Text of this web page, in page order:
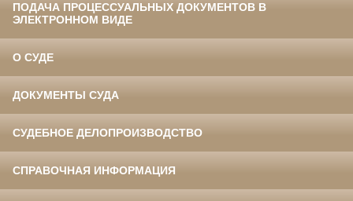
ПОДАЧА ПРОЦЕССУАЛЬНЫХ ДОКУМЕНТОВ В
ЭЛЕКТРОННОМ ВИДЕ
О СУДЕ
ДОКУМЕНТЫ СУДА
СУДЕБНОЕ ДЕЛОПРОИЗВОДСТВО
СПРАВОЧНАЯ ИНФОРМАЦИЯ